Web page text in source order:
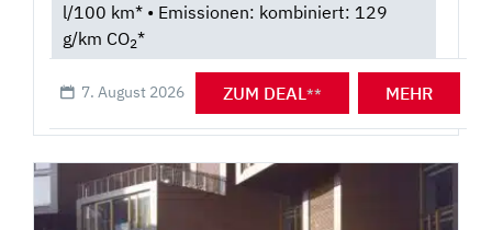
l/100 km* • Emissionen: kombiniert: 129
g/km CO2*
7. August 2026 ZUM DEAL** MEHR